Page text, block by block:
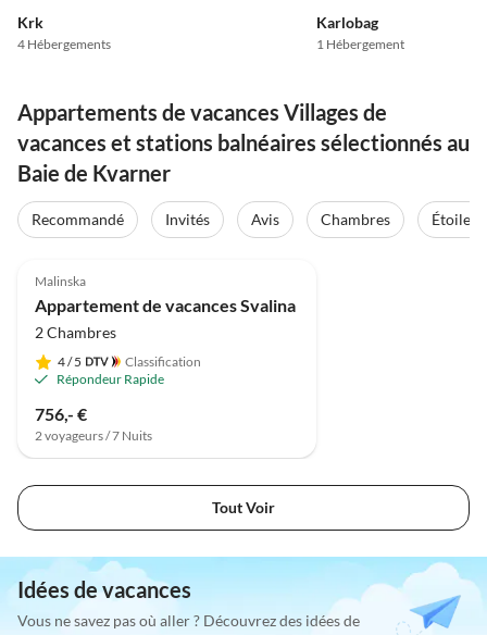
Krk
4 Hébergements
Karlobag
1 Hébergement
Appartements de vacances Villages de
vacances et stations balnéaires sélectionnés au
Baie de Kvarner
Recommandé Invités Avis Chambres
Étoiles
Malinska
Appartement de vacances Svalina
2 Chambres
4/ 5
Classification
Répondeur Rapide
756,- €
2 voyageurs / 7 Nuits
Tout Voir
Idées de vacances
Vous ne savez pas où aller ? Découvrez des idées de